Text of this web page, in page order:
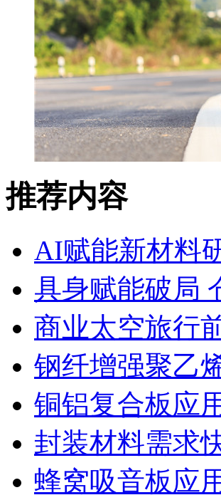
推荐内容
AI赋能新材料
具身赋能破局
商业太空旅行
钢纤增强聚乙
铜铝复合板应
封装材料需求
蜂窝吸音板应